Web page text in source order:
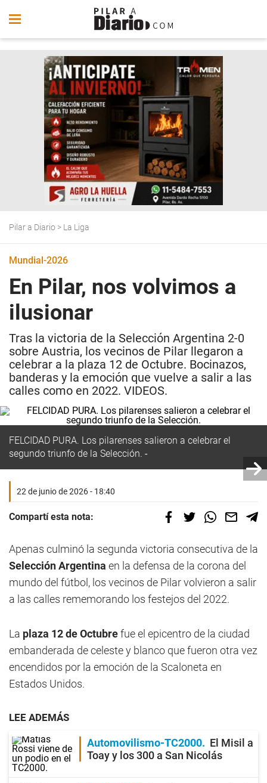
Pilar a Diario > La Liga
Mundial-2026
En Pilar, nos volvimos a
ilusionar
Tras la victoria de la Selección Argentina 2-0
sobre Austria, los vecinos de Pilar llegaron a
celebrar a la plaza 12 de Octubre. Bocinazos,
banderas y la emoción que vuelve a salir a las
calles como en 2022. VIDEOS.
FELCIDAD PURA. Los pilarenses salieron a celebrar el
segundo triunfo de la Selección.
22 de junio de 2026 - 18:40
Compartí esta nota:
Apenas culminó la segunda victoria consecutiva de la
Selección Argentina en la defensa de la corona del
mundo del fútbol, los vecinos de Pilar volvieron a salir
a las calles rememorando los festejos del 2022.
La plaza 12 de Octubrefue el epicentro de la ciudad
embanderada de celeste y blanco que fueron otra vez
encendidos por la emoción de la Scaloneta en
Estados Unidos.
LEE ADEMÁS
Automovilismo-TC2000
El Misil a
Toay y los 300 a San Nicolás